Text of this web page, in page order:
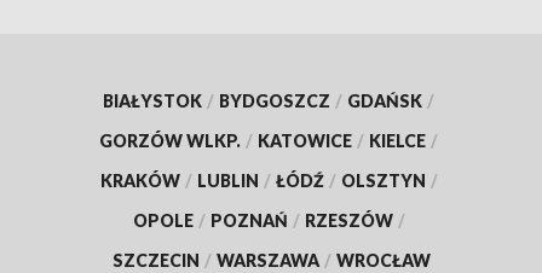
BIAŁYSTOK / BYDGOSZCZ / GDAŃSK /
GORZÓW WLKP. / KATOWICE / KIELCE /
KRAKÓW / LUBLIN / ŁÓDŹ / OLSZTYN /
OPOLE / POZNAŃ / RZESZÓW /
SZCZECIN / WARSZAWA / WROCŁAW